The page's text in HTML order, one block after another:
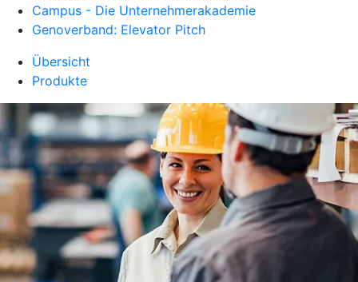
Campus - Die Unternehmerakademie
Genoverband: Elevator Pitch
Übersicht
Produkte